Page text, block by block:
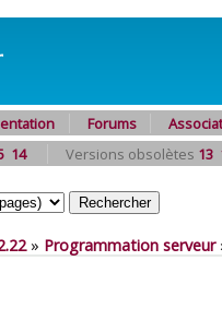
Forums
14 Versions obsolètes 13
» Programmation serveur